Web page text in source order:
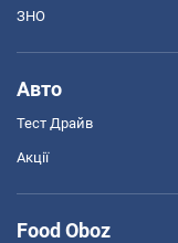
ЗНО
Авто
Тест Драйв
Акції
Food Oboz